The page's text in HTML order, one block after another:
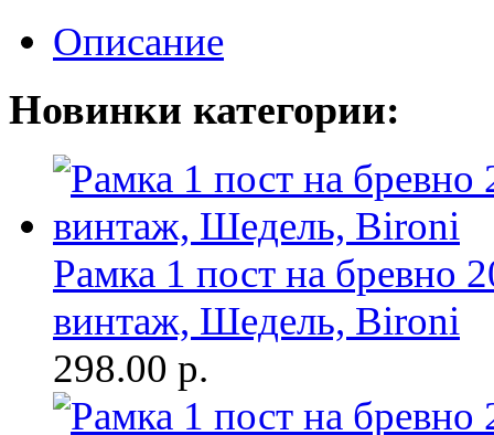
Описание
Новинки категории:
Рамка 1 пост на
винтаж, Шедель, Bironi
298.00 р.